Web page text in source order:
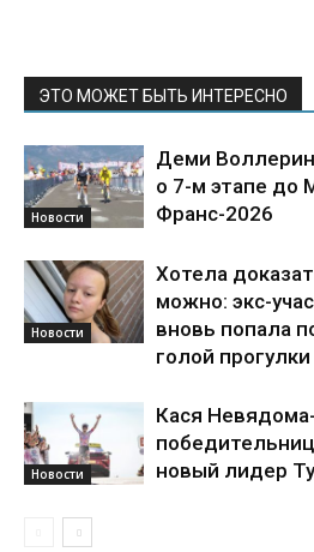
ЭТО МОЖЕТ БЫТЬ ИНТЕРЕСНО
Новости
Деми
о 7-м этапе до
Франс-2026
Новости
Хотела
можно: экс-
вновь попала
голой прогулки
Новости
Кася
новый лидер